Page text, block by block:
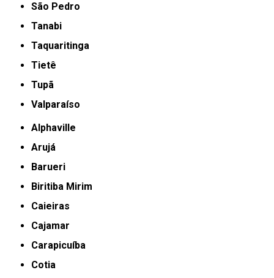
São Pedro
Tanabi
Taquaritinga
Tietê
Tupã
Valparaíso
Alphaville
Arujá
Barueri
Biritiba Mirim
Caieiras
Cajamar
Carapicuíba
Cotia